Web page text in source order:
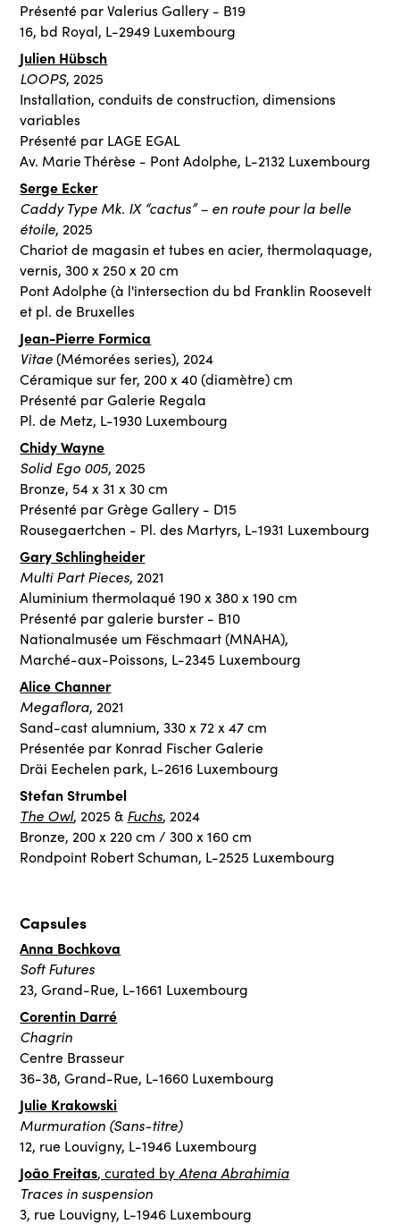
Présenté par Valerius Gallery - B19
16, bd Royal, L-2949 Luxembourg
Julien Hübsch
LOOPS, 2025
Installation, conduits de construction, dimensions
variables
Présenté par LAGE EGAL
Av. Marie Thérèse - Pont Adolphe, L-2132 Luxembourg
Serge Ecker
Caddy Type Mk. IX “cactus” – en route pour la belle
étoile, 2025
Chariot de magasin et tubes en acier, thermolaquage,
vernis, 300 x 250 x 20 cm
Pont Adolphe (à l'intersection du bd Franklin Roosevelt
et pl. de Bruxelles
Jean-Pierre Formica
Vitae(Mémorées series), 2024
Céramique sur fer, 200 x 40 (diamètre) cm
Présenté par Galerie Regala
Pl. de Metz, L-1930 Luxembourg
Chidy Wayne
Solid Ego 005, 2025
Bronze, 54 x 31 x 30 cm
Présenté par Grège Gallery - D15
Rousegaertchen - Pl. des Martyrs, L-1931 Luxembourg
Gary Schlingheider
Multi Part Pieces, 2021
Aluminium thermolaqué 190 x 380 x 190 cm
Présenté par galerie burster - B10
Nationalmusée um Fëschmaart (MNAHA),
Marché-aux-Poissons, L-2345 Luxembourg
Alice Channer
Megaflora, 2021
Sand-cast alumnium, 330 x 72 x 47 cm
Présentée par Konrad Fischer Galerie
Dräi Eechelen park, L-2616 Luxembourg
Stefan Strumbel
The Owl, 2025 & Fuchs, 2024
Bronze, 200 x 220 cm / 300 x 160 cm
Rondpoint Robert Schuman, L-2525 Luxembourg
Capsules
Anna Bochkova
Soft Futures
23, Grand-Rue, L-1661 Luxembourg
Corentin Darré
Chagrin
Centre Brasseur
36-38, Grand-Rue, L-1660 Luxembourg
Julie Krakowski
Murmuration (Sans-titre)
12, rue Louvigny, L-1946 Luxembourg
João Freitas, curated byAtena Abrahimia
Traces in suspension
3, rue Louvigny, L-1946 Luxembourg